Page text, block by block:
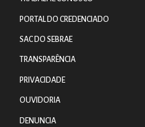
PORTAL DO CREDENCIADO
SAC DO SEBRAE
TRANSPARÊNCIA
PRIVACIDADE
OUVIDORIA
DENUNCIA